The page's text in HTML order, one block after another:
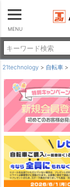
MENU
21technology 自転車